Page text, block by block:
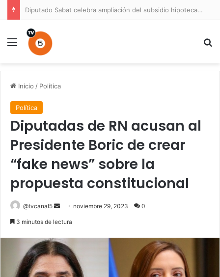
Diputado Sabat celebra ampliación del subsidio hipotecario con viviendas de hasta 6.000 UF
Menú
Inicio / Política
Política
Diputadas de RN acusan al
Presidente Boric de crear
“fake news” sobre la
propuesta constitucional
@tvcanal5
Send noviembre 29, 2023 0
3 minutos de lectura